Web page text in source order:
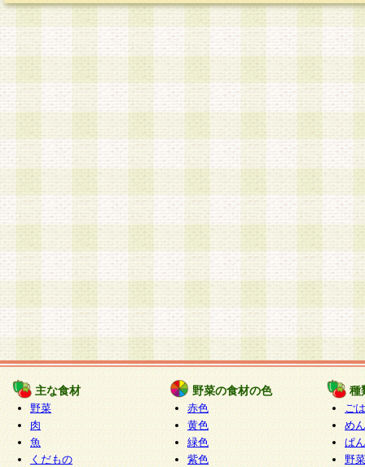
主な食材
野菜
肉
魚
くだもの
野菜の食材の色
赤色
黄色
緑色
紫色
種
ご
めん
ぱん
野